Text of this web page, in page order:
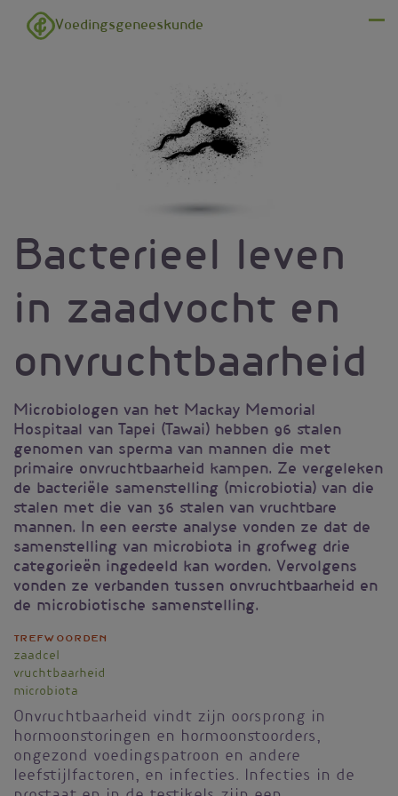
Overslaan en naar de inhoud gaan
Voedingsgeneeskunde
Bacterieel leven
in zaadvocht en
onvruchtbaarheid
Microbiologen van het Mackay Memorial
Hospitaal van Tapei (Tawai) hebben 96 stalen
genomen van sperma van mannen die met
primaire onvruchtbaarheid kampen. Ze vergeleken
de bacteriële samenstelling (microbiotia) van die
stalen met die van 36 stalen van vruchtbare
mannen. In een eerste analyse vonden ze dat de
samenstelling van microbiota in grofweg drie
categorieën ingedeeld kan worden. Vervolgens
vonden ze verbanden tussen onvruchtbaarheid en
de microbiotische samenstelling.
Trefwoorden
zaadcel
vruchtbaarheid
microbiota
Onvruchtbaarheid vindt zijn oorsprong in
hormoonstoringen en hormoonstoorders,
ongezond voedingspatroon en andere
leefstijlfactoren, en infecties. Infecties in de